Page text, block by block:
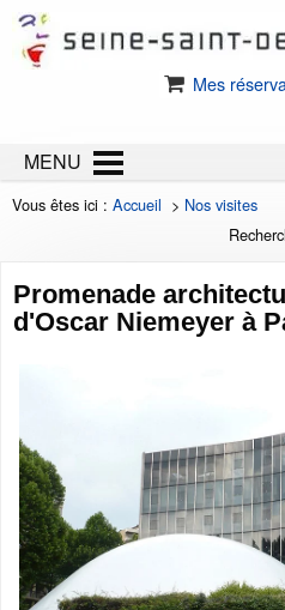
Mes
MENU
Vous êtes ici : Accueil > Nos visites
Promenade
d'Oscar Niemeyer à